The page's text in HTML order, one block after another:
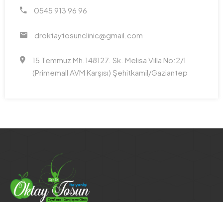
0545 913 96 96
droktaytosunclinic@gmail.com
15 Temmuz Mh.148127. Sk. Melisa Villa No:2/1
(Primemall AVM Karşısı) Şehitkamil/Gaziantep